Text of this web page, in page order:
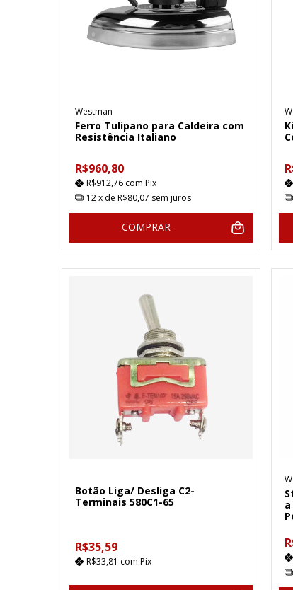
Westman
Ferro Tulipano para Caldeira com
Resistência Italiano
R$960,80
R$912,76 com Pix
12x de R$80,07 sem juros
COMPRAR
Botão Liga/ Desliga C2-
Terminais 580C1-65
R$35,59
R$33,81 com Pix